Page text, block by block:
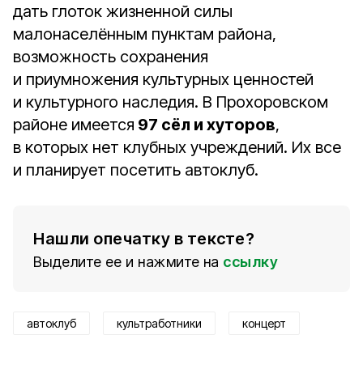
дать глоток жизненной силы
малонаселённым пунктам района,
возможность сохранения
и приумножения культурных ценностей
и культурного наследия. В Прохоровском
районе имеется 97 сёл и хуторов,
в которых нет клубных учреждений. Их все
и планирует посетить автоклуб.
Нашли опечатку в тексте?
Выделите ее и нажмите на ссылку
автоклуб культработники концерт